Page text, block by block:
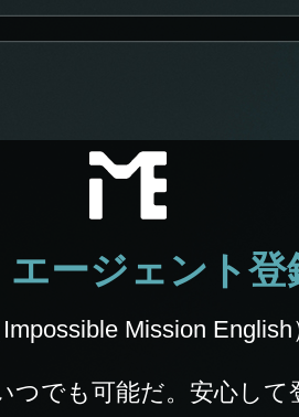
エージェント登
Mission
つでも可能だ。安心し